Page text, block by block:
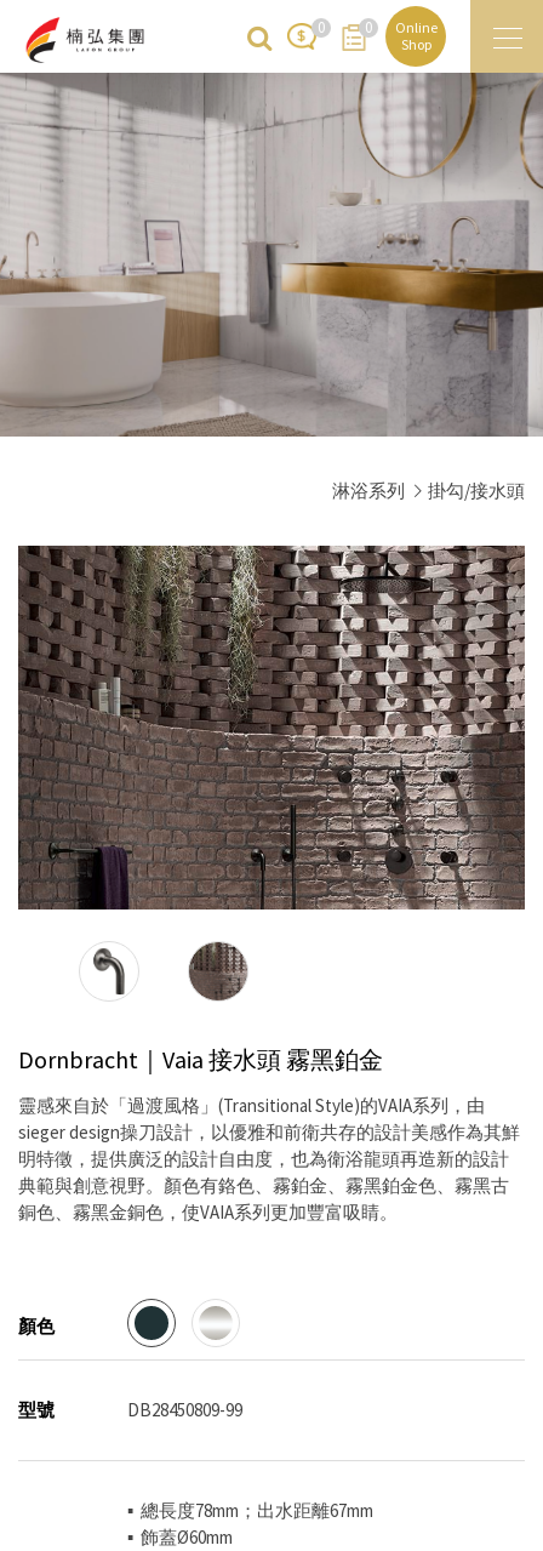
0 0
Online
Shop
淋浴系列 掛勾/接水頭
Dornbracht｜Vaia 接水頭霧黑鉑金
靈感來自於「過渡風格」(Transitional Style)的VAIA系列，由
sieger design操刀設計，以優雅和前衛共存的設計美感作為其鮮
明特徵，提供廣泛的設計自由度，也為衛浴龍頭再造新的設計
典範與創意視野。顏色有鉻色、霧鉑金、霧黑鉑金色、霧黑古
銅色、霧黑金銅色，使VAIA系列更加豐富吸睛。
顏色
型號 DB28450809-99
▪ 總長度78mm；出水距離67mm
▪ 飾蓋Ø60mm